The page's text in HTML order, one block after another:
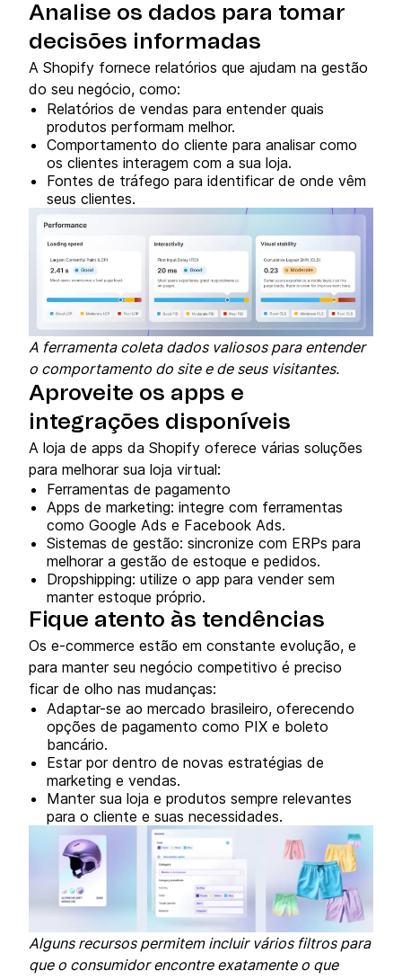
Analise os dados para tomar
decisões informadas
A Shopify fornece relatórios que ajudam na gestão
do seu negócio, como:
Relatórios de vendas para entender quais
produtos performam melhor.
Comportamento do cliente para analisar como
os clientes interagem com a sua loja.
Fontes de tráfego para identificar de onde vêm
seus clientes.
A ferramenta coleta dados valiosos para entender
o comportamento do site e de seus visitantes.
Aproveite os apps e
integrações disponíveis
A loja de apps da Shopify oferece várias soluções
para melhorar sua loja virtual:
Ferramentas de pagamento
Apps de marketing: integre com ferramentas
como Google Ads e Facebook Ads.
Sistemas de gestão: sincronize com ERPs para
melhorar a gestão de estoque e pedidos.
Dropshipping: utilize o app para vender sem
manter estoque próprio.
Fique atento às tendências
Os e-commerce estão em constante evolução, e
para manter seu negócio competitivo é preciso
ficar de olho nas mudanças:
Adaptar-se ao mercado brasileiro, oferecendo
opções de pagamento como PIX e boleto
bancário.
Estar por dentro de novas estratégias de
marketing e vendas.
Manter sua loja e produtos sempre relevantes
para o cliente e suas necessidades.
Alguns recursos permitem incluir vários filtros para
que o consumidor encontre exatamente o que